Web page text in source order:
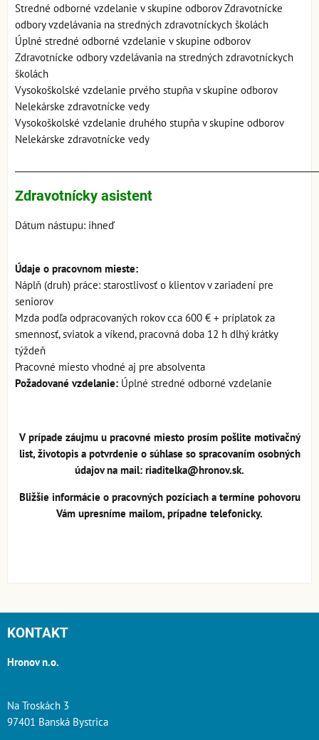
Stredné odborné vzdelanie v skupine odborov Zdravotnícke
odbory vzdelávania na stredných zdravotníckych školách
Úplné stredné odborné vzdelanie v skupine odborov
Zdravotnícke odbory vzdelávania na stredných zdravotníckych
školách
Vysokoškolské vzdelanie prvého stupňa v skupine odborov
Nelekárske zdravotnícke vedy
Vysokoškolské vzdelanie druhého stupňa v skupine odborov
Nelekárske zdravotnícke vedy
Zdravotnícky asistent
Dátum nástupu: ihneď
Údaje o pracovnom mieste:
Náplň (druh) práce: starostlivosť o klientov v zariadení pre
seniorov
Mzda podľa odpracovaných rokov cca 600 € + príplatok za
smennosť, sviatok a víkend, pracovná doba 12 h dlhý krátky
týždeň
Pracovné miesto vhodné aj pre absolventa
Požadované vzdelanie: Úplné stredné odborné vzdelanie
V prípade záujmu u pracovné miesto prosím pošlite motivačný
list, životopis a potvrdenie o súhlase so spracovaním osobných
údajov na mail: riaditelka@hronov.sk.
Bližšie informácie o pracovných pozíciach a termíne pohovoru
Vám upresníme mailom, prípadne telefonicky.
KONTAKT
Hronov n.o.
Na Troskách 3
97401 Banská Bystrica